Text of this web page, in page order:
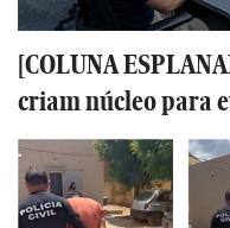
[COLUNA
criam núcleo para